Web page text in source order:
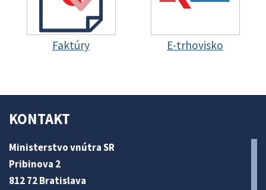
Faktúry E-trhovisko
KONTAKT
Ministerstvo vnútra SR
Pribinova 2
812 72 Bratislava